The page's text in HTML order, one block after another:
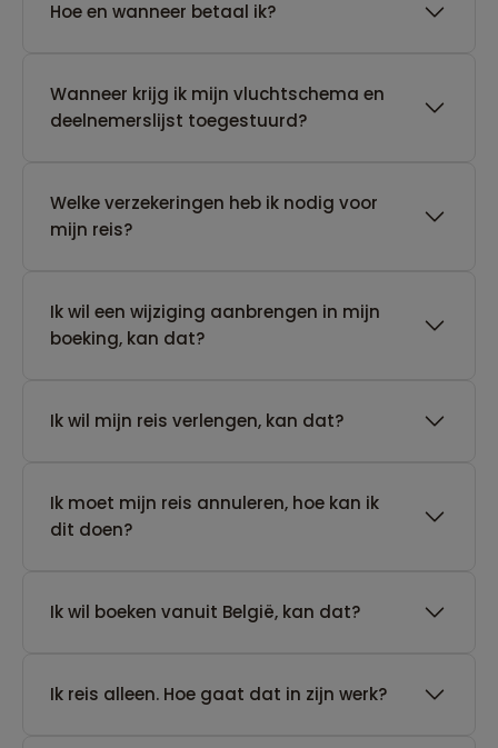
Hoe en wanneer betaal ik?
Wanneer krijg ik mijn vluchtschema en
deelnemerslijst toegestuurd?
Welke verzekeringen heb ik nodig voor
mijn reis?
Ik wil een wijziging aanbrengen in mijn
boeking, kan dat?
Ik wil mijn reis verlengen, kan dat?
Ik moet mijn reis annuleren, hoe kan ik
dit doen?
Ik wil boeken vanuit België, kan dat?
​Ik reis alleen. Hoe gaat dat in zijn werk?